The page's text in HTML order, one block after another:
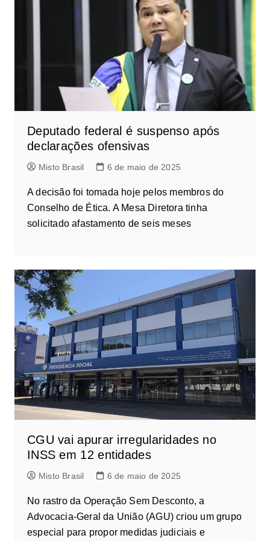
Deputado federal é suspenso após
declarações ofensivas
Misto Brasil 6 de maio de 2025
A decisão foi tomada hoje pelos membros do
Conselho de Ética. A Mesa Diretora tinha
solicitado afastamento de seis meses
CGU vai apurar irregularidades no
INSS em 12 entidades
Misto Brasil 6 de maio de 2025
No rastro da Operação Sem Desconto, a
Advocacia-Geral da União (AGU) criou um grupo
especial para propor medidas judiciais e